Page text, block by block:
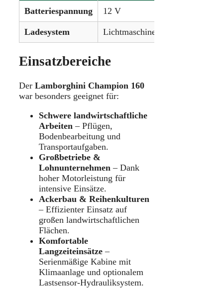
Batteriespannung 12 V
Ladesystem Lichtmaschine (Wechselstrom)
Einsatzbereiche
Der Lamborghini Champion 160
war besonders geeignet für:
Schwere landwirtschaftliche
Arbeiten – Pflügen,
Bodenbearbeitung und
Transportaufgaben.
Großbetriebe &
Lohnunternehmen – Dank
hoher Motorleistung für
intensive Einsätze.
Ackerbau & Reihenkulturen
– Effizienter Einsatz auf
großen landwirtschaftlichen
Flächen.
Komfortable
Langzeiteinsätze –
Serienmäßige Kabine mit
Klimaanlage und optionalem
Lastsensor-Hydrauliksystem.